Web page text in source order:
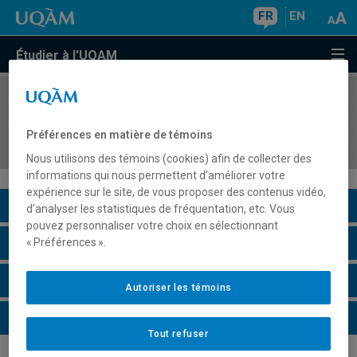
FR EN
Étudier à l'UQAM
COURS//
traitement des troubles sexuels
Description du cours
Horaire - Été 2026
Horaire - Automne 2026
Horaire - Hiver 2027
Préférences en matière de témoins
Nous utilisons des témoins (cookies) afin de collecter des
informations qui nous permettent d’améliorer votre
expérience sur le site, de vous proposer des contenus vidéo,
d’analyser les statistiques de fréquentation, etc. Vous
pouvez personnaliser votre choix en sélectionnant
« Préférences ».
Tout refuser
Autoriser les témoins